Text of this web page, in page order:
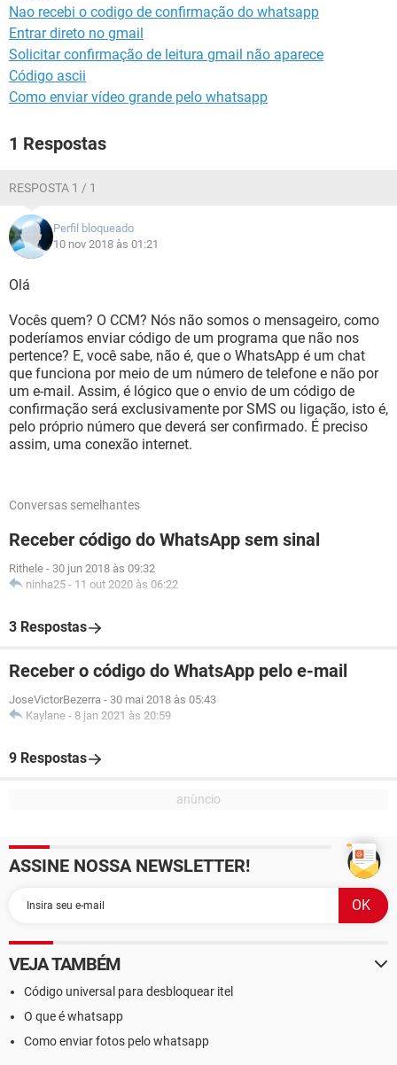
Nao recebi o codigo de confirmação do whatsapp
Entrar direto no gmail
Solicitar confirmação de leitura gmail não aparece
Código ascii
Como enviar vídeo grande pelo whatsapp
1 Respostas
RESPOSTA 1 / 1
Perfil bloqueado
10 nov 2018 às 01:21
Olá
Vocês quem? O CCM? Nós não somos o mensageiro, como
poderíamos enviar código de um programa que não nos
pertence? E, você sabe, não é, que o WhatsApp é um chat
que funciona por meio de um número de telefone e não por
um e-mail. Assim, é lógico que o envio de um código de
confirmação será exclusivamente por SMS ou ligação, isto é,
pelo próprio número que deverá ser confirmado. É preciso
assim, uma conexão internet.
Conversas semelhantes
Receber código do WhatsApp sem sinal
Rithele - 30 jun 2018 às 09:32
ninha25 - 11 out 2020 às 06:22
3 Respostas
Receber o código do WhatsApp pelo e-mail
JoseVictorBezerra - 30 mai 2018 às 05:43
Kaylane - 8 jan 2021 às 20:59
9 Respostas
ASSINE NOSSA NEWSLETTER!
VEJA TAMBÉM
Código universal para desbloquear itel
O que é whatsapp
Como enviar fotos pelo whatsapp